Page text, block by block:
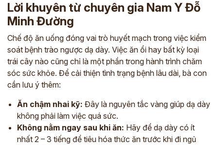
Lời khuyên từ chuyên gia Nam Y Đỗ
Minh Đường
Chế độ ăn uống đóng vai trò huyết mạch trong việc kiểm
soát bệnh trào ngược dạ dày. Việc ăn ổi hay bất kỳ loại
trái cây nào cũng chỉ là một phần trong hành trình chăm
sóc sức khỏe. Để cải thiện tình trạng bệnh lâu dài, bà con
cần lưu ý thêm:
Ăn chậm nhai kỹ: Đây là nguyên tắc vàng giúp dạ dày
không phải làm việc quá sức.
Không nằm ngay sau khi ăn: Hãy để dạ dày có ít
nhất 2 – 3 tiếng để tiêu hóa thức ăn trước khi đi ngủ
ĐĂNG KÝ TƯ VẤN